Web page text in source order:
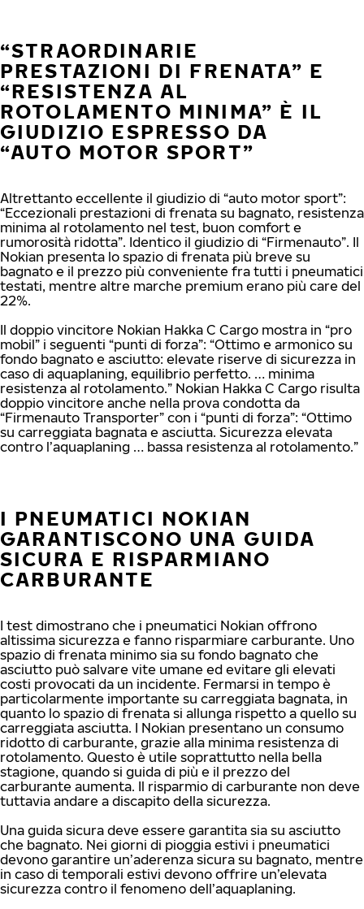
“STRAORDINARIE
PRESTAZIONI DI FRENATA” E
“RESISTENZA AL
ROTOLAMENTO MINIMA” È IL
GIUDIZIO ESPRESSO DA
“AUTO MOTOR SPORT”
Altrettanto eccellente il giudizio di “auto motor sport”:
“Eccezionali prestazioni di frenata su bagnato, resistenza
minima al rotolamento nel test, buon comfort e
rumorosità ridotta”. Identico il giudizio di “Firmenauto”. Il
Nokian presenta lo spazio di frenata più breve su
bagnato e il prezzo più conveniente fra tutti i pneumatici
testati, mentre altre marche premium erano più care del
22%.
Il doppio vincitore Nokian Hakka C Cargo mostra in “pro
mobil” i seguenti “punti di forza”: “Ottimo e armonico su
fondo bagnato e asciutto: elevate riserve di sicurezza in
caso di aquaplaning, equilibrio perfetto. … minima
resistenza al rotolamento.” Nokian Hakka C Cargo risulta
doppio vincitore anche nella prova condotta da
“Firmenauto Transporter” con i “punti di forza”: “Ottimo
su carreggiata bagnata e asciutta. Sicurezza elevata
contro l’aquaplaning … bassa resistenza al rotolamento.”
I PNEUMATICI NOKIAN
GARANTISCONO UNA GUIDA
SICURA E RISPARMIANO
CARBURANTE
I test dimostrano che i pneumatici Nokian offrono
altissima sicurezza e fanno risparmiare carburante. Uno
spazio di frenata minimo sia su fondo bagnato che
asciutto può salvare vite umane ed evitare gli elevati
costi provocati da un incidente. Fermarsi in tempo è
particolarmente importante su carreggiata bagnata, in
quanto lo spazio di frenata si allunga rispetto a quello su
carreggiata asciutta. I Nokian presentano un consumo
ridotto di carburante, grazie alla minima resistenza di
rotolamento. Questo è utile soprattutto nella bella
stagione, quando si guida di più e il prezzo del
carburante aumenta. Il risparmio di carburante non deve
tuttavia andare a discapito della sicurezza.
Una guida sicura deve essere garantita sia su asciutto
che bagnato. Nei giorni di pioggia estivi i pneumatici
devono garantire un’aderenza sicura su bagnato, mentre
in caso di temporali estivi devono offrire un’elevata
sicurezza contro il fenomeno dell’aquaplaning.